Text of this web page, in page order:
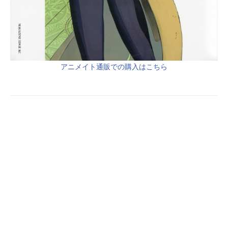
アニメイト通販での購入はこちら